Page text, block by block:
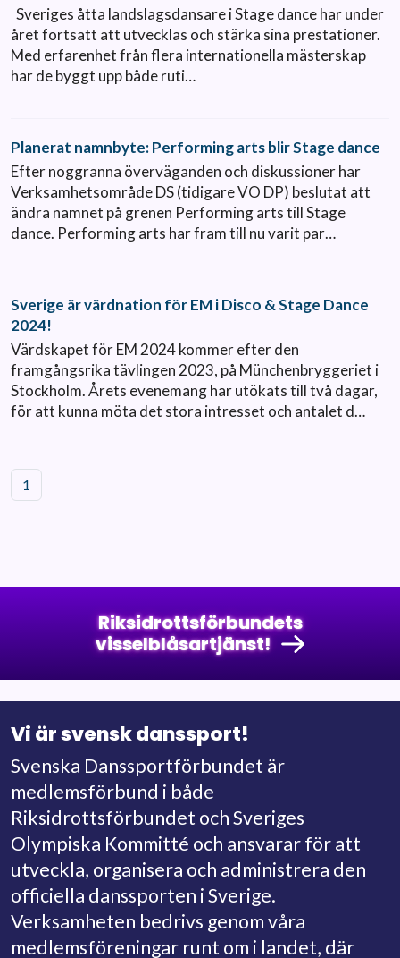
Sveriges åtta landslagsdansare i Stage dance har under
året fortsatt att utvecklas och stärka sina prestationer.
Med erfarenhet från flera internationella mästerskap
har de byggt upp både ruti…
Planerat namnbyte: Performing arts blir Stage dance
Efter noggranna överväganden och diskussioner har
Verksamhetsområde DS (tidigare VO DP) beslutat att
ändra namnet på grenen Performing arts till Stage
dance. Performing arts har fram till nu varit par…
Sverige är värdnation för EM i Disco & Stage Dance
2024!
Värdskapet för EM 2024 kommer efter den
framgångsrika tävlingen 2023, på Münchenbryggeriet i
Stockholm. Årets evenemang har utökats till två dagar,
för att kunna möta det stora intresset och antalet d…
1
Riksidrottsförbundets
visselblåsartjänst!
Vi är svensk danssport!
Svenska Danssportförbundet är
medlemsförbund i både
Riksidrottsförbundet och Sveriges
Olympiska Kommitté och ansvarar för att
utveckla, organisera och administrera den
officiella danssporten i Sverige.
Verksamheten bedrivs genom våra
medlemsföreningar runt om i landet, där